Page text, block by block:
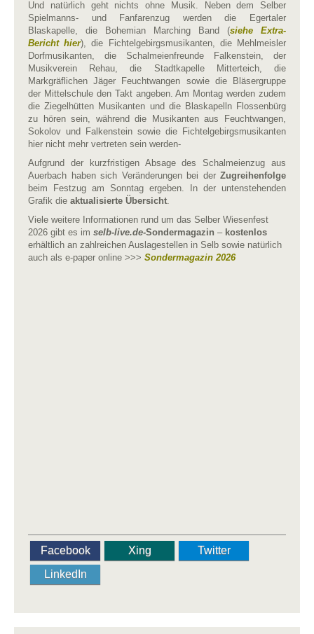
Und natürlich geht nichts ohne Musik. Neben dem Selber
Spielmanns- und Fanfarenzug werden die Egertaler
Blaskapelle, die Bohemian Marching Band (siehe Extra-
Bericht hier), die Fichtelgebirgsmusikanten, die Mehlmeisler
Dorfmusikanten, die Schalmeienfreunde Falkenstein, der
Musikverein Rehau, die Stadtkapelle Mitterteich, die
Markgräflichen Jäger Feuchtwangen sowie die Bläsergruppe
der Mittelschule den Takt angeben. Am Montag werden zudem
die Ziegelhütten Musikanten und die Blaskapelln Flossenbürg
zu hören sein, während die Musikanten aus Feuchtwangen,
Sokolov und Falkenstein sowie die Fichtelgebirgsmusikanten
hier nicht mehr vertreten sein werden-
Aufgrund der kurzfristigen Absage des Schalmeienzug aus
Auerbach haben sich Veränderungen bei der Zugreihenfolge
beim Festzug am Sonntag ergeben. In der untenstehenden
Grafik die aktualisierte Übersicht
Viele weitere Informationen rund um das Selber Wiesenfest
2026 gibt es im selb-live.de-Sondermagazin – kostenlos
erhältlich an zahlreichen Auslagestellen in Selb sowie natürlich
auch als e-paper online >>> Sondermagazin 2026
Facebook Xing
Twitter
LinkedIn